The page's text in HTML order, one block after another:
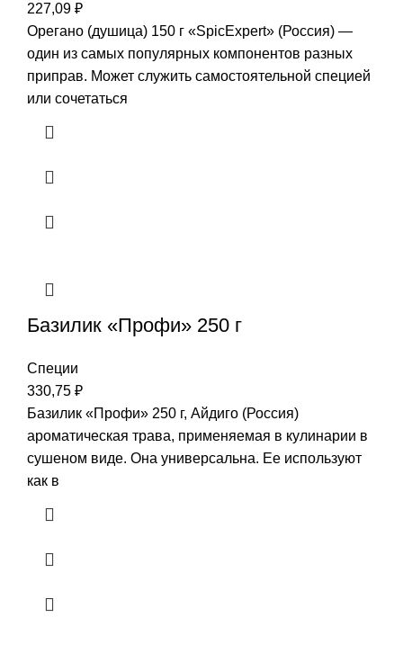
227,09 ₽
Орегано (душица) 150 г «SpicExpert» (Россия) —
один из самых популярных компонентов разных
приправ. Может служить самостоятельной специей
или сочетаться
Базилик «Профи» 250 г
Специи
330,75 ₽
Базилик «Профи» 250 г, Айдиго (Россия)
ароматическая трава, применяемая в кулинарии в
сушеном виде. Она универсальна. Ее используют
как в